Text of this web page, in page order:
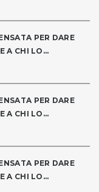
PER DARE
A CHI LO...
PER DARE
A CHI LO...
PER DARE
A CHI LO...